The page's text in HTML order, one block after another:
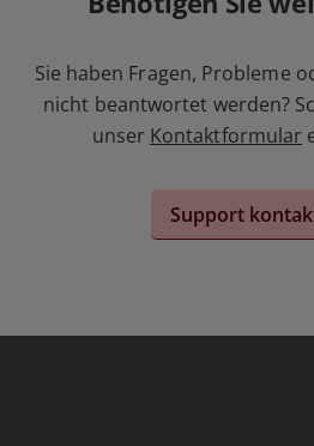
Sie haben Fragen, Probleme
nicht beantwortet werden?
unser Kontaktformular
Support